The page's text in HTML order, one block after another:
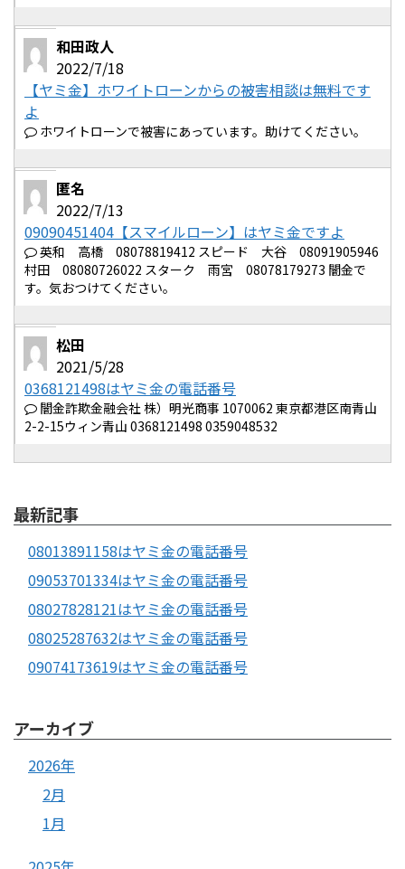
和田政人
2022/7/18
【ヤミ金】ホワイトローンからの被害相談は無料です
よ
ホワイトローンで被害にあっています。助けてください。
匿名
2022/7/13
09090451404【スマイルローン】はヤミ金ですよ
英和 高橋 08078819412 スピード 大谷 08091905946
村田 08080726022 スターク 雨宮 08078179273 闇金で
す。気おつけてください。
松田
2021/5/28
0368121498はヤミ金の電話番号
闇金詐欺金融会社 株）明光商事 1070062 東京都港区南青山
2-2-15ウィン青山 0368121498 0359048532
最新記事
08013891158はヤミ金の電話番号
09053701334はヤミ金の電話番号
08027828121はヤミ金の電話番号
08025287632はヤミ金の電話番号
09074173619はヤミ金の電話番号
アーカイブ
2026年
2月
1月